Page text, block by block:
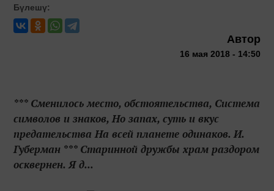
Бүлешү:
Автор
16 мая 2018 - 14:50
*** Сменилось место, обстоятельства, Система
символов и знаков, Но запах, суть и вкус
предательства На всей планете одинаков. И.
Губерман *** Старинной дружбы храм раздором
осквернен. Я д...